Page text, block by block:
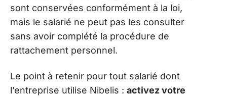
sont conservées conformément à la loi,
mais le salarié ne peut pas les consulter
sans avoir complété la procédure de
rattachement personnel.
Le point à retenir pour tout salarié dont
l’entreprise utilise Nibelis : activez votre